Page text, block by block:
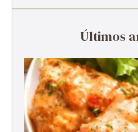
Últimos